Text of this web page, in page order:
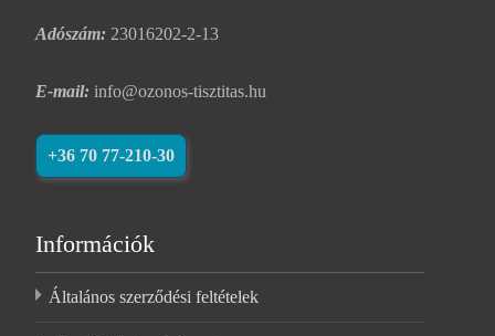
Adószám: 23016202-2-13
E-mail: info@ozonos-tisztitas.hu
+36 70 77-210-30
Információk
Általános szerződési feltételek